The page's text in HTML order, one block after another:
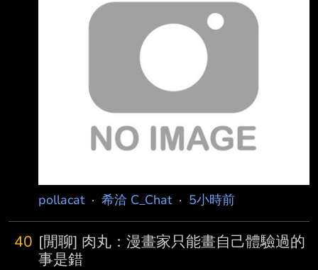
: 更何況狐狸還有鎖冥要抽 : 有拉表仙人簡評清
宵狀況嗎 來源強度吧
https://i.meee.com.tw/o88xwRC.png
https://i.meee.com.tw/jbEdza9.png
https://i.meee.com.tw/ZqWsQD3.png
https://i.meee.com.tw/T01
pollacat· 希洽 C_Chat· 5小時前
40 [閒聊] 肉丸：漫畫家只能畫自己體驗過的
事是錯